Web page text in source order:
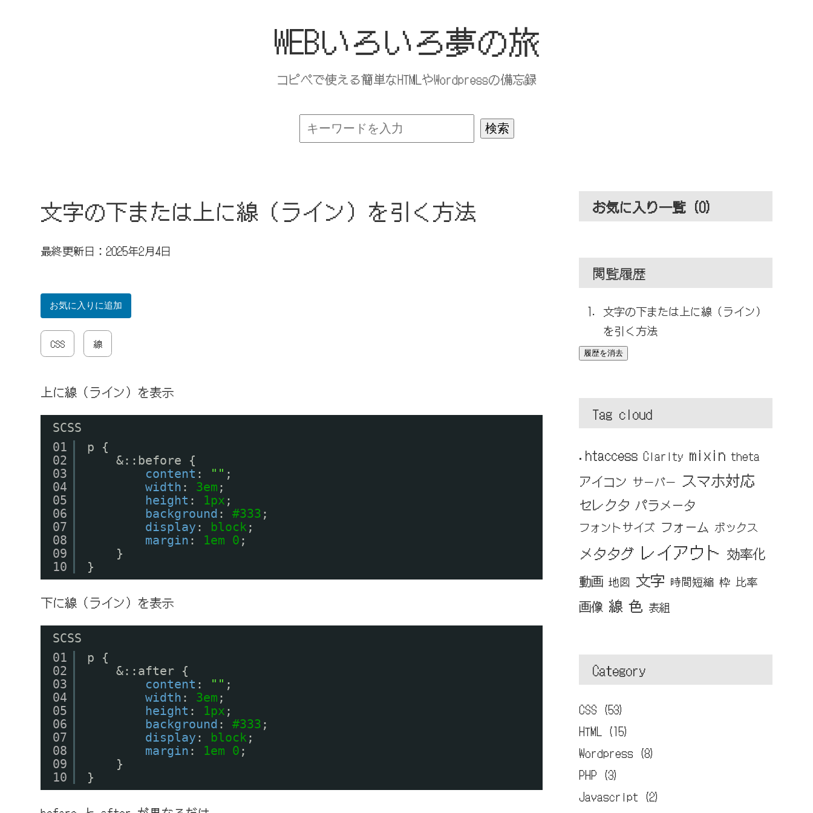
WEBいろいろ夢の旅
コピペで使える簡単なHTMLやWordpressの備忘録
文字の下または上に線（ライン）を引く方法
最終更新日：2025年2月4日
お気に入りに追加
CSS 線
上に線（ライン）を表示
SCSS
01
02
03
04
05
06
07
08
09
10
p {
&::before {
content : "" ;
width : 3em ;
height : 1px ;
background : #333 ;
display : block;
margin : 1em 0 ;
}
}
下に線（ライン）を表示
SCSS
01
02
03
04
05
06
07
08
09
10
p {
&::after {
content : "" ;
width : 3em ;
height : 1px ;
background : #333 ;
display : block;
margin : 1em 0 ;
}
}
お気に入り一覧 (0)
閲覧履歴
文字の下または上に線（ライン）
を引く方法
履歴を消去
Tag cloud
.htaccess Clarity mixin theta
アイコン サーバー スマホ対応
セレクタ パラメータ
フォントサイズ フォーム ボックス
メタタグ レイアウト 効率化
動画 地図 文字 時間短縮 枠 比率
画像 線 色 表組
Category
CSS (53)
HTML (15)
Wordpress (8)
PHP (3)
Javascript (2)